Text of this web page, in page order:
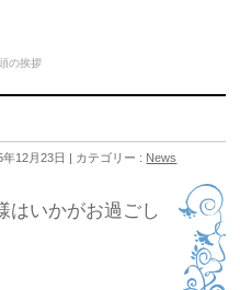
の挨拶
12月23日 カテゴリー : News
はいかがお過ごし